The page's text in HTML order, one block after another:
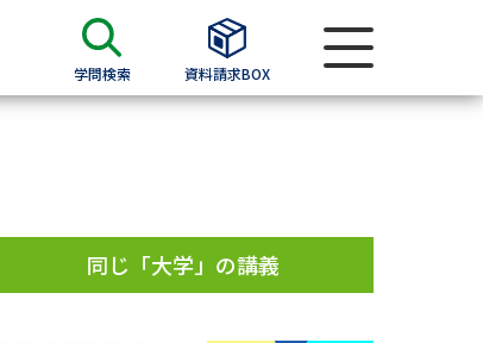
学問検索 資料請求BOX
同じ「大学」の講義